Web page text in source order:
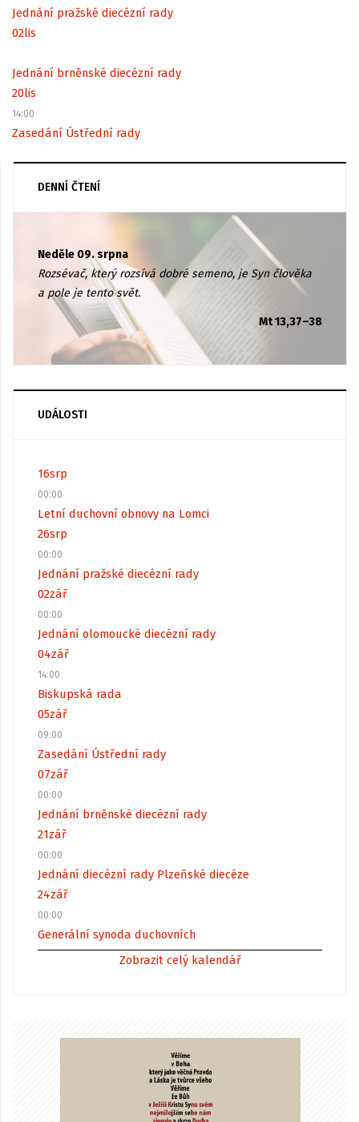
Jednání pražské diecézní rady
02lis
Jednání brněnské diecézní rady
20lis
14:00
Zasedání Ústřední rady
DENNÍ ČTENÍ
Neděle 09. srpna
Rozsévač, který rozsívá dobré semeno, je Syn člověka
a pole je tento svět.
Mt 13,37–38
UDÁLOSTI
16srp
00:00
Letní duchovní obnovy na Lomci
26srp
00:00
Jednání pražské diecézní rady
02zář
00:00
Jednání olomoucké diecézní rady
04zář
14:00
Biskupská rada
05zář
09:00
Zasedání Ústřední rady
07zář
00:00
Jednání brněnské diecézní rady
21zář
00:00
Jednání diecézní rady Plzeňské diecéze
24zář
00:00
Generální synoda duchovních
Zobrazit celý kalendář